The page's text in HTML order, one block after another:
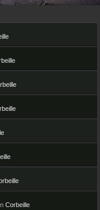
Corbeille